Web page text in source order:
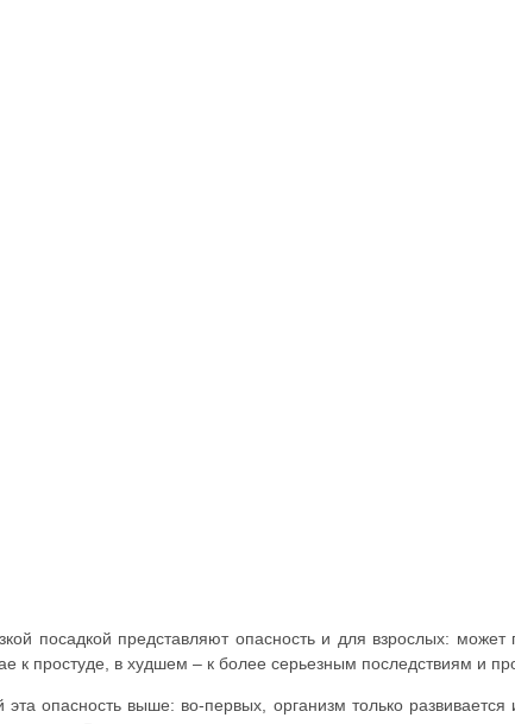
посадкой представляют опасность и для взрослых: может
к простуде, в худшем – к более серьезным последствиям и
эта опасность выше: во-первых, организм только